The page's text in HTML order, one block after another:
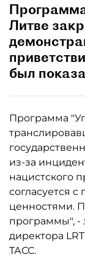
Литве
был
Программа
из-за
нацистского
согласуется
ценностями.
программы", -
директора
ТАСС.